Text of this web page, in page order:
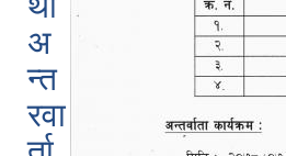
अ
न्त
रवा